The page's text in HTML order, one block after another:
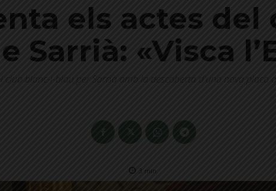
els actes del
Sarrià: «Visca
club blanc-i-blau per Sarrià amb la descoberta d'una nova placa
3 min.